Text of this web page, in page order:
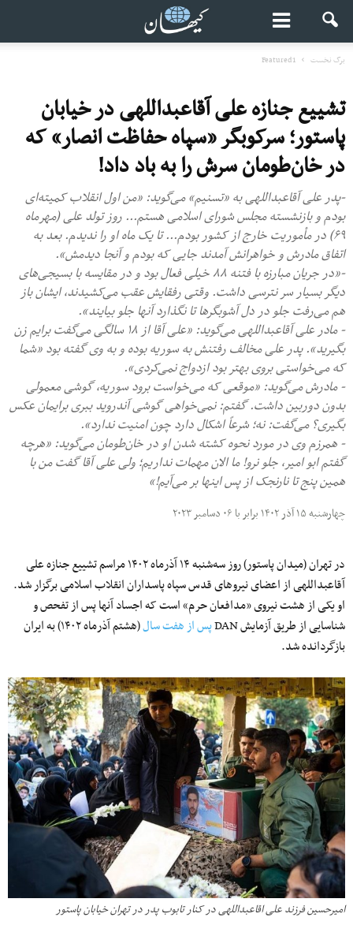
برگ نخست Featured1
تشییع جنازه علی آقاعبداللهی در خیابان
پاستور؛ سرکوبگر «سپاه حفاظت انصار» که
در خان‌‌طومان سرش را به باد داد!
-پدر علی آقاعبداللهی به «تسنیم» می‌گوید: «من اول انقلاب کمیته‌ای
بودم و بازنشسته مجلس شورای اسلامی هستم... روز تولد علی (مهرماه
۶۹) در مأموریت خارج از کشور بودم... تا یک ماه او را ندیدم. بعد به
اتفاق مادرش و خواهرانش آمدند جایی که بودم و آنجا دیدمش».
-«در جریان مبارزه با فتنه ۸۸ خیلی فعال بود و در مقایسه با بسیجی‌های
دیگر بسیار سر نترسی داشت. وقتی رفقایش عقب می‌کشیدند، ایشان باز
هم می‌رفت جلو در دل آشوبگرها تا نگذارد آنها جلو بیایند».
- مادر علی آقاعبداللهی می‌گوید: «علی آقا از ۱۸ سالگی می‌گفت برایم زن
بگیرید». پدر علی مخالف رفتنش به سوریه بوده و به وی گفته بود «شما
که می‌خواستی بروی بهتر بود ازدواج نمی‌کردی».
- مادرش می‌گوید: «موقعی که می‌خواست برود سوریه، گوشی معمولی
بدون دوربین داشت. گفتم: نمی‌خواهی گوشی آندروید ببری برایمان عکس
بگیری؟ می‌گفت: نه؛ شرعاً اشکال دارد چون امنیت ندارد».
- همرزم وی در مورد نحوه کشته شدن او در خان‌طومان می‌گوید: «هرچه
گفتم ابو امیر، جلو نرو! ما الان مهمات نداریم؛ ولی علی آقا گفت من با
همین پنج تا نارنجک از پس اینها بر می‌آیم!»
چهارشنبه ۱۵ آذر ۱۴۰۲ برابر با ۰۶ دسامبر ۲۰۲۳
در تهران (میدان پاستور) روز سه‌شنبه ۱۴ آذرماه ۱۴۰۲ مراسم تشییع جنازه علی
‌آقاعبداللهی از اعضای نیروهای قدس سپاه پاسداران انقلاب اسلامی برگزار شد.
او یکی از هشت نیروی «مدافعان حرم» است که اجساد آنها پس از تفحص و
شناسایی از طریق آزمایش DAN
پس از هفت سال
(هشتم آذرماه ۱۴۰۲) به ایران
بازگردانده شد.
امیرحسین فرزند علی اقاعبداللهی در کنار تابوب پدر در تهران خیابان پاستور